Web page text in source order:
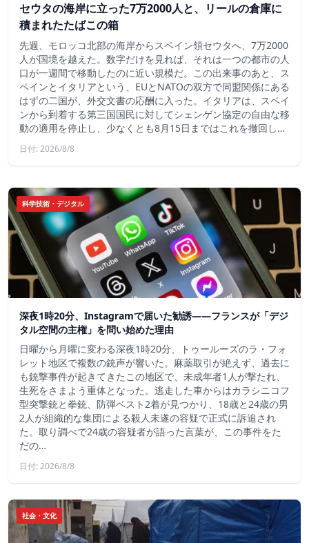
セウタの海岸に立った7万2000人と、リールの倉庫に
積まれたたばこの箱
先週、モロッコ北部の海岸からスペイン領セウタへ、7万2000
人が国境を越えた。数字だけを見れば、それは一つの都市の人
口が一週間で移動したのに近い規模だ。この出来事のあと、ス
ペインとイタリアという、EUとNATOの双方で同盟関係にある
はずの二国が、外交文書の応酬に入った。イタリアは、スペイ
ンから到着する第三国国民に対してシェンゲン協定の自由な移
動の適用を停止し、少なくとも8月15日まではこれを撤回し…
日付: 2026/8/8
科学技術・デジタル
深夜1時20分、Instagramで届いた勧誘――フランスが「デジ
タル空間の主権」を問い始めた理由
日曜から月曜に変わる深夜1時20分、トゥールーズのラ・フォ
レット地区で複数の銃声が響いた。麻薬取引が絶えず、過去に
も銃撃事件が起きてきたこの地区で、未成年者1人が撃たれ、
生死をさまよう重体となった。逃走した車からはカラシニコフ
型突撃銃と拳銃、防弾ベスト2着が見つかり、18歳と24歳の男
2人が組織的な集団による殺人未遂の容疑で正式に訴追され
た。取り調べで24歳の容疑者が語った言葉が、この事件をた
だの…
日付: 2026/8/8
社会・文化